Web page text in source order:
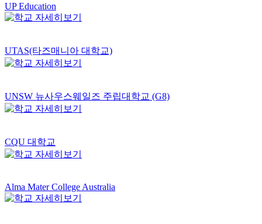
UP Education
UTAS(타즈매니아 대학교)
UNSW 뉴사우스웨일즈 주립대학교 (G8)
CQU 대학교
Alma Mater College Australia